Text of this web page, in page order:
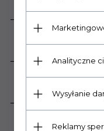
Zastosowanie:
1 cm
Analityczne
Wysyłanie
Reklamy